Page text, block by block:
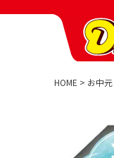
HOME お中元